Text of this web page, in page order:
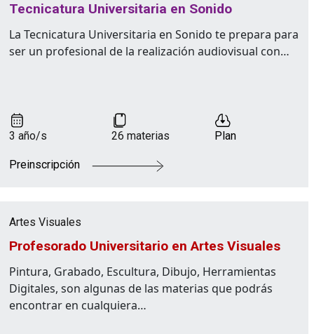
Tecnicatura Universitaria en Sonido
La Tecnicatura Universitaria en Sonido te prepara para
ser un profesional de la realización audiovisual con…
3 año/s 26 materias Plan
Preinscripción
Artes Visuales
Profesorado Universitario en Artes Visuales
Pintura, Grabado, Escultura, Dibujo, Herramientas
Digitales, son algunas de las materias que podrás
encontrar en cualquiera…